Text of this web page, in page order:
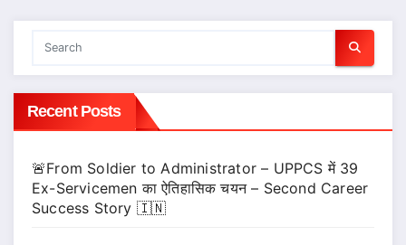
Recent Posts
🚨From Soldier to Administrator – UPPCS में 39
Ex-Servicemen का ऐतिहासिक चयन – Second Career
Success Story 🇮🇳